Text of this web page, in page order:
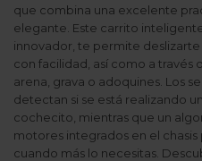
que combina una excelente
elegante. Este carrito
innovador, te permite
con facilidad, así como a
arena, grava o adoquines. Los
detectan si se está realizando
cochecito, mientras que un
motores integrados en el
cuando más lo necesitas.